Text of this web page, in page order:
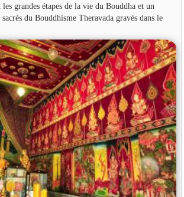
grandes étapes de la vie du Bouddha et un
du Bouddhisme Theravada gravés dans le